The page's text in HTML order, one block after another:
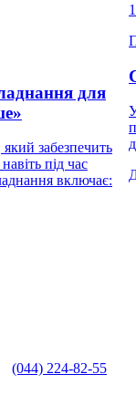
для
забезпечить
під час
включає:
(044) 224-82-55